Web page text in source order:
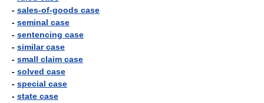
- sales-of-goods case
- seminal case
- sentencing case
- similar case
- small claim case
- solved case
- special case
- state case